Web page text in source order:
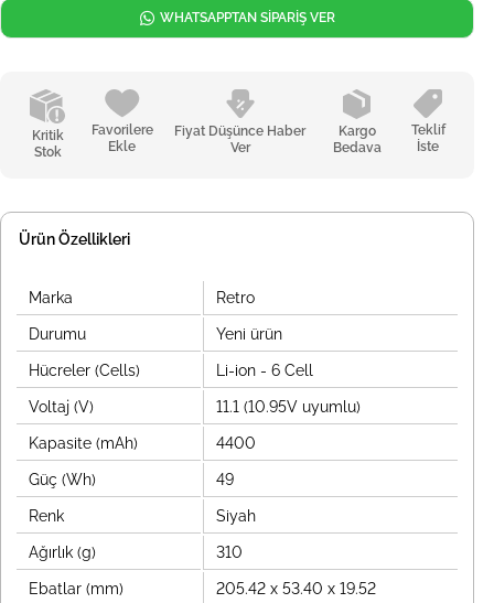
Kritik
Stok
Favorilere
Ekle
Fiyat Düşünce Haber
Ver
Kargo
Bedava
Teklif
İste
WHATSAPPTAN SİPARİŞ VER
Ürün Özellikleri
Marka Retro
Durumu Yeni ürün
Hücreler (Cells) Li-ion - 6 Cell
Voltaj (V) 11.1 (10.95V uyumlu)
Kapasite (mAh) 4400
Güç (Wh) 49
Renk Siyah
Ağırlık (g) 310
Ebatlar (mm) 205.42 x 53.40 x 19.52